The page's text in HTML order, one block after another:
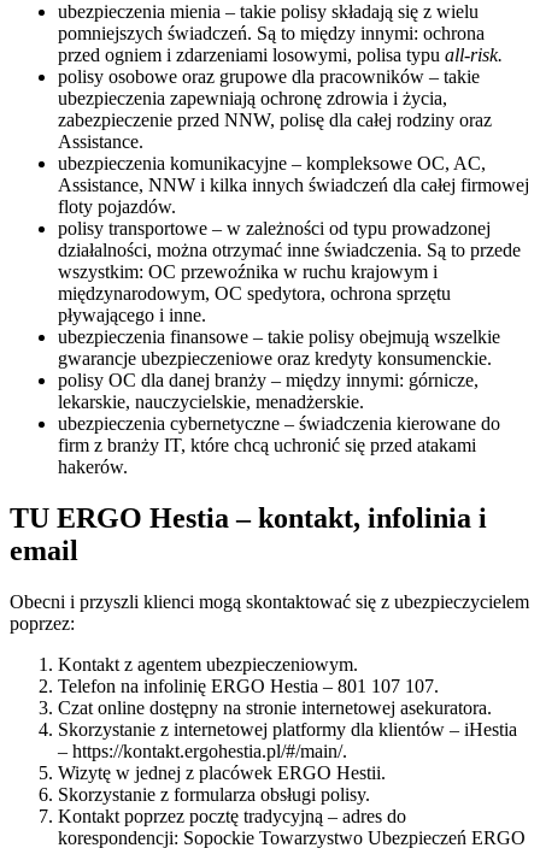
ubezpieczenia mienia – takie polisy składają się z wielu
pomniejszych świadczeń. Są to między innymi: ochrona
przed ogniem i zdarzeniami losowymi, polisa typu all-risk.
polisy osobowe oraz grupowe dla pracowników – takie
ubezpieczenia zapewniają ochronę zdrowia i życia,
zabezpieczenie przed NNW, polisę dla całej rodziny oraz
Assistance.
ubezpieczenia komunikacyjne – kompleksowe OC, AC,
Assistance, NNW i kilka innych świadczeń dla całej firmowej
floty pojazdów.
polisy transportowe – w zależności od typu prowadzonej
działalności, można otrzymać inne świadczenia. Są to przede
wszystkim: OC przewoźnika w ruchu krajowym i
międzynarodowym, OC spedytora, ochrona sprzętu
pływającego i inne.
ubezpieczenia finansowe – takie polisy obejmują wszelkie
gwarancje ubezpieczeniowe oraz kredyty konsumenckie.
polisy OC dla danej branży – między innymi: górnicze,
lekarskie, nauczycielskie, menadżerskie.
ubezpieczenia cybernetyczne – świadczenia kierowane do
firm z branży IT, które chcą uchronić się przed atakami
hakerów.
TU ERGO Hestia – kontakt, infolinia i
email
Obecni i przyszli klienci mogą skontaktować się z ubezpieczycielem
poprzez:
Kontakt z agentem ubezpieczeniowym.
Telefon na infolinię ERGO Hestia – 801 107 107.
Czat online dostępny na stronie internetowej asekuratora.
Skorzystanie z internetowej platformy dla klientów – iHestia
– https://kontakt.ergohestia.pl/#/main/.
Wizytę w jednej z placówek ERGO Hestii.
Skorzystanie z formularza obsługi polisy.
Kontakt poprzez pocztę tradycyjną – adres do
korespondencji: Sopockie Towarzystwo Ubezpieczeń ERGO